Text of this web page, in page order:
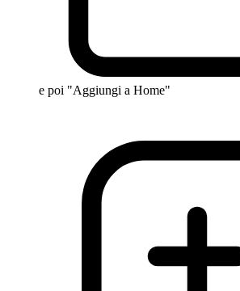
e poi "Aggiungi a Home"